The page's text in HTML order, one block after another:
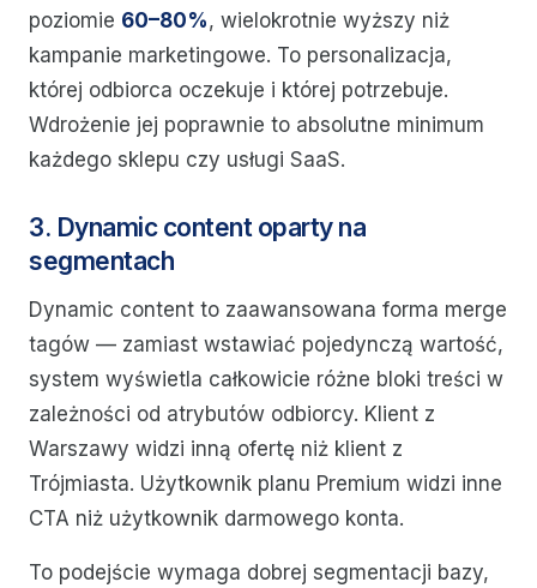
poziomie 60–80%, wielokrotnie wyższy niż
kampanie marketingowe. To personalizacja,
której odbiorca oczekuje i której potrzebuje.
Wdrożenie jej poprawnie to absolutne minimum
każdego sklepu czy usługi SaaS.
3. Dynamic content oparty na
segmentach
Dynamic content to zaawansowana forma merge
tagów — zamiast wstawiać pojedynczą wartość,
system wyświetla całkowicie różne bloki treści w
zależności od atrybutów odbiorcy. Klient z
Warszawy widzi inną ofertę niż klient z
Trójmiasta. Użytkownik planu Premium widzi inne
CTA niż użytkownik darmowego konta.
To podejście wymaga dobrej segmentacji bazy,